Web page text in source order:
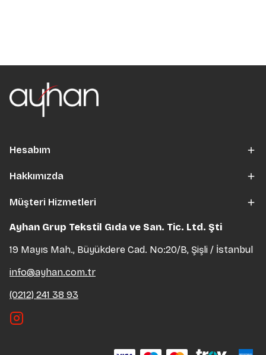
Hesabım
Hakkımızda
Müşteri Hizmetleri
Ayhan Grup Tekstil Gıda ve San. Tic. Ltd. Şti
19 Mayıs Mah., Büyükdere Cad. No:20/B, Şişli / İstanbul
info@ayhan.com.tr
(0212) 241 38 93